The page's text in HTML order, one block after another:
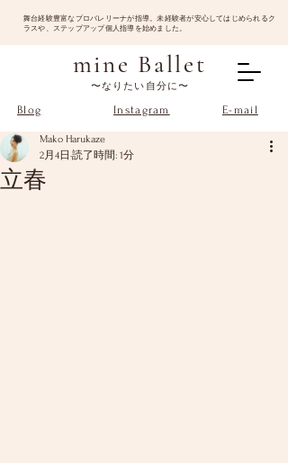
​舞台経験豊富なプロバレリーナが指導。未経験者が安心してはじめられるク
ラスや、ステップアップ個人指導を始めました。
Blog
mine Ballet
〜なりたい自分に〜
Instagram E-mail
立春
Mako Harukaze
2月4日 読了時間: 1分